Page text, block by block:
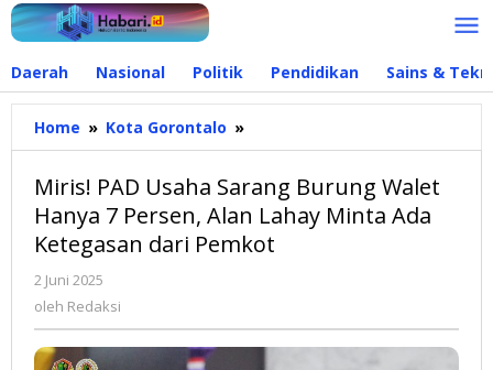
Lewati
ke
Daerah Nasional Politik Pendidikan Sains &
Home » Kota Gorontalo »
PAD
Sarang
Burung
Walet
Alan
Miris! PAD Usaha Sarang Burung Walet
Hanya 7 Persen, Alan Lahay Minta Ada
Ketegasan dari Pemkot
2 Juni 2025
Redaksi
oleh Redaksi